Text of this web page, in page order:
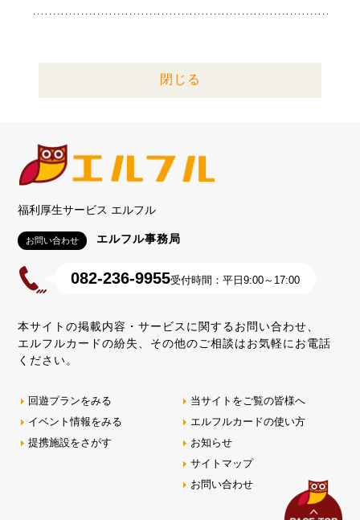
閉じる
福利厚生サービス エルフル
お問い合わせ エルフル事務局
082-236-9955受付時間：平日9:00～17:00
本サイトの掲載内容・サービスに関するお問い合わせ、
エルフルカードの紛失、その他のご相談はお気軽にお電話
ください。
回遊プランをみる
イベント情報をみる
提携施設をさがす
当サイトをご覧の皆様へ
エルフルカードの使い方
お知らせ
サイトマップ
お問い合わせ